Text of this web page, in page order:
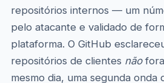
repositórios internos — um
pelo atacante e validado de
plataforma. O GitHub
repositórios de clientes não
mesmo dia, uma segunda onda